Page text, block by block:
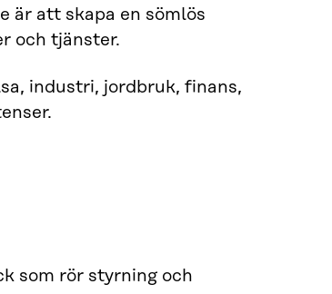
är att skapa en sömlös
och tjänster.
industri, jordbruk, finans,
som rör styrning och